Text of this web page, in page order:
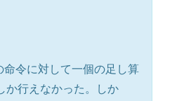
命令に対して一個の足し算
か行えなかった。しか